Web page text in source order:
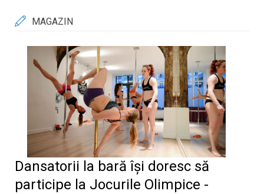
MAGAZIN
Dansatorii la bară își doresc să
participe la Jocurile Olimpice -